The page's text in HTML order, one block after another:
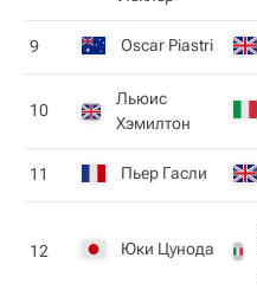
9 Oscar Piastri
10
Льюис
Хэмилтон
11 Пьер Гасли
12 Юки Цунода